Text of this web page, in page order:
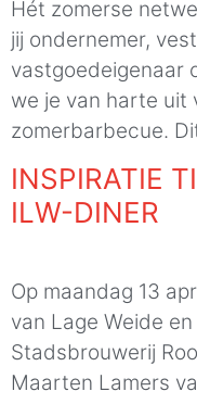
Hét zomerse
jij ondernemer,
vastgoedeigenaar
we je van harte uit
zomerbarbecue.
INSPIRATIE
ILW-DINER
Op maandag 13
van Lage Weide
Stadsbrouwerij
Maarten Lamers